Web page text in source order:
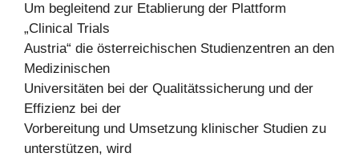
Um begleitend zur Etablierung der Plattform
„Clinical Trials
Austria“ die österreichischen Studienzentren an den
Medizinischen
Universitäten bei der Qualitätssicherung und der
Effizienz bei der
Vorbereitung und Umsetzung klinischer Studien zu
unterstützen, wird